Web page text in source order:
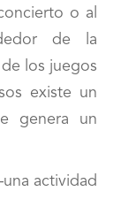
o al
de la
los juegos
existe un
genera un
actividad